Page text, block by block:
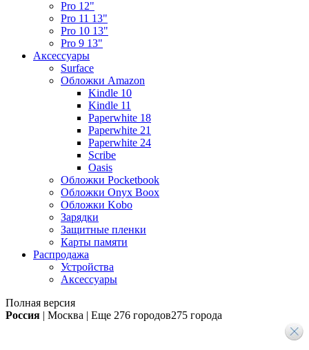
Pro 12"
Pro 11 13"
Pro 10 13"
Pro 9 13"
Аксессуары
Surface
Обложки Amazon
Kindle 10
Kindle 11
Paperwhite 18
Paperwhite 21
Paperwhite 24
Scribe
Oasis
Обложки Pocketbook
Обложки Onyx Boox
Обложки Kobo
Зарядки
Защитные пленки
Карты памяти
Распродажа
Устройства
Аксессуары
Полная версия
Россия | Москва | Еще 276 городов275 города